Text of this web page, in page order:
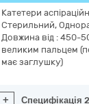
Катетери
Стерильний,
Довжина від : 450-
великим пальцем
має заглушку)
+ Специфікація